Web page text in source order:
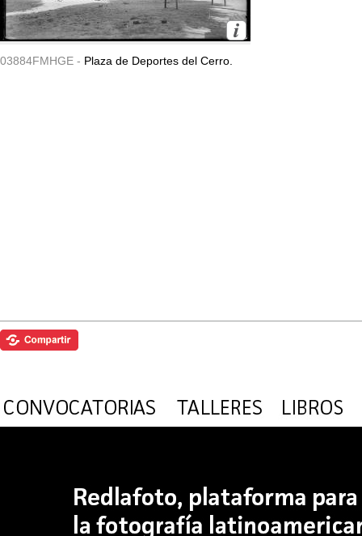
03884FMHGE - Plaza de Deportes del Cerro.